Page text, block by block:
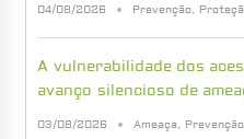
04/08/2026 Prevenção,
A vulnerabilidade dos
avanço silencioso de
03/08/2026 Ameaça, Prevenção